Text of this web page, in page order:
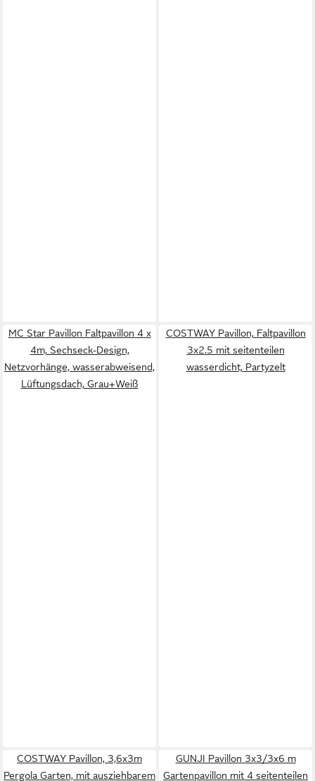
MC Star Pavillon Faltpavillon 4 x
4m, Sechseck-Design,
Netzvorhänge, wasserabweisend,
Lüftungsdach, Grau+Weiß
COSTWAY Pavillon, Faltpavillon
3x2.5 mit seitenteilen
wasserdicht, Partyzelt
COSTWAY Pavillon, 3,6x3m
Pergola Garten, mit ausziehbarem
GUNJI Pavillon 3x3/3x6 m
Gartenpavillon mit 4 seitenteilen